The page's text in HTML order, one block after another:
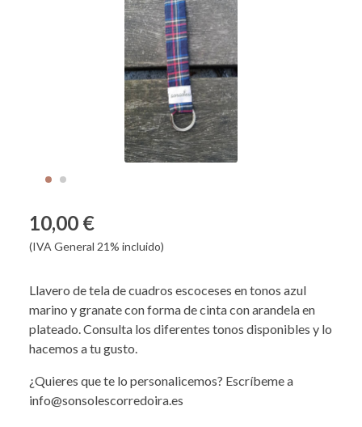
10,00 €
(IVA General 21% incluido)
Llavero de tela de cuadros escoceses en tonos azul
marino y granate con forma de cinta con arandela en
plateado. Consulta los diferentes tonos disponibles y lo
hacemos a tu gusto.
¿Quieres que te lo personalicemos? Escríbeme a
info@sonsolescorredoira.es